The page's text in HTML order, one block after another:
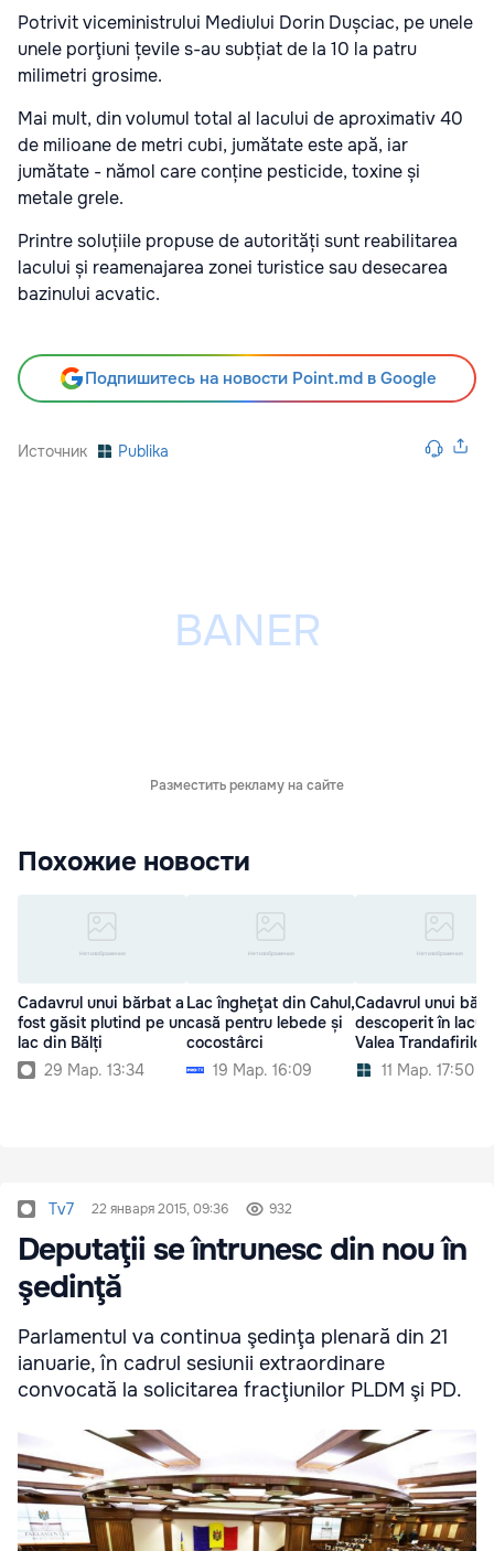
Potrivit viceministrului Mediului Dorin Dușciac, pe unele
unele porţiuni țevile s-au subțiat de la 10 la patru
milimetri grosime.
Mai mult, din volumul total al lacului de aproximativ 40
de milioane de metri cubi, jumătate este apă, iar
jumătate - nămol care conține pesticide, toxine și
metale grele.
Printre soluțiile propuse de autorități sunt reabilitarea
lacului și reamenajarea zonei turistice sau desecarea
bazinului acvatic.
Подпишитесь на новости Point.md в Google
Источник Publika
Разместить рекламу на сайте
Похожие новости
Cadavrul unui bărbat a
fost găsit plutind pe un
lac din Bălți
29 Мар. 13:34
Lac îngheţat din Cahul,
casă pentru lebede și
cocostârci
19 Мар. 16:09
Cadavrul unui
descoperit în lacul
Valea Trandafirilor
11 Мар. 17:50
Tv7 22 января 2015, 09:36 932
Deputaţii se întrunesc din nou în
şedinţă
Parlamentul va continua şedinţa plenară din 21
ianuarie, în cadrul sesiunii extraordinare
convocată la solicitarea fracţiunilor PLDM şi PD.